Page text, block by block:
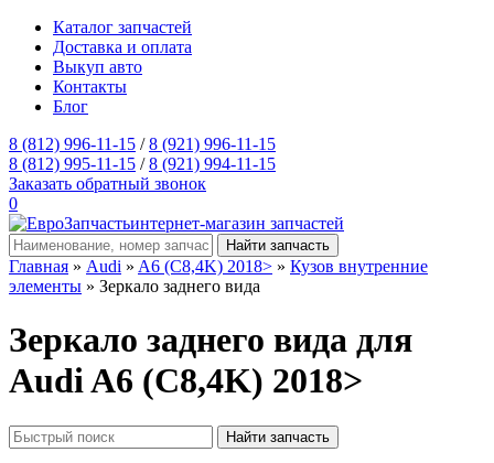
Каталог запчастей
Доставка и оплата
Выкуп авто
Контакты
Блог
8 (812) 996-11-15 /8 (921) 996-11-15
8 (812) 995-11-15 /8 (921) 994-11-15
Заказать обратный звонок
0
интернет-магазин запчастей
Главная » Audi » A6 (C8,4K) 2018> » Кузов внутренние
элементы » Зеркало заднего вида
Зеркало заднего вида для
Audi A6 (C8,4K) 2018>